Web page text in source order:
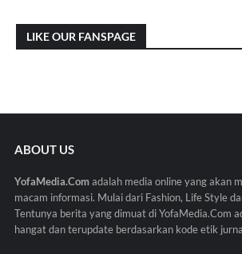
LIKE OUR FANSPAGE
ABOUT US
YofaMedia.Comadalah media online yang akan
macam informasi. Mulai dari Fashion, Life Style
Tentunya berita yang dimuat di YofaMedia.Com
hangat dan terupdate berdasarkan kode etik